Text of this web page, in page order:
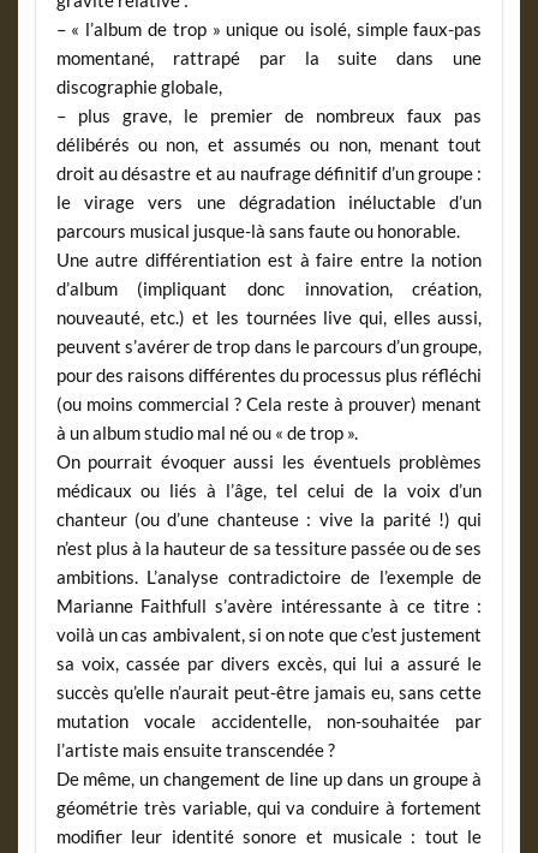
– « l’album de trop » unique ou isolé, simple faux-pas
momentané, rattrapé par la suite dans une
discographie globale,
– plus grave, le premier de nombreux faux pas
délibérés ou non, et assumés ou non, menant tout
droit au désastre et au naufrage définitif d’un groupe :
le virage vers une dégradation inéluctable d’un
parcours musical jusque-là sans faute ou honorable.
Une autre différentiation est à faire entre la notion
d’album (impliquant donc innovation, création,
nouveauté, etc.) et les tournées live qui, elles aussi,
peuvent s’avérer de trop dans le parcours d’un groupe,
pour des raisons différentes du processus plus réfléchi
(ou moins commercial ? Cela reste à prouver) menant
à un album studio mal né ou « de trop ».
On pourrait évoquer aussi les éventuels problèmes
médicaux ou liés à l’âge, tel celui de la voix d’un
chanteur (ou d’une chanteuse : vive la parité !) qui
n’est plus à la hauteur de sa tessiture passée ou de ses
ambitions. L’analyse contradictoire de l’exemple de
Marianne Faithfull s’avère intéressante à ce titre :
voilà un cas ambivalent, si on note que c’est justement
sa voix, cassée par divers excès, qui lui a assuré le
succès qu’elle n’aurait peut-être jamais eu, sans cette
mutation vocale accidentelle, non-souhaitée par
l’artiste mais ensuite transcendée ?
De même, un changement de line up dans un groupe à
géométrie très variable, qui va conduire à fortement
modifier leur identité sonore et musicale : tout le